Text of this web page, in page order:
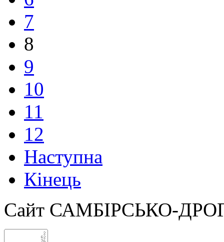
7
8
9
10
11
12
Наступна
Кінець
Сайт САМБІРСЬКО-